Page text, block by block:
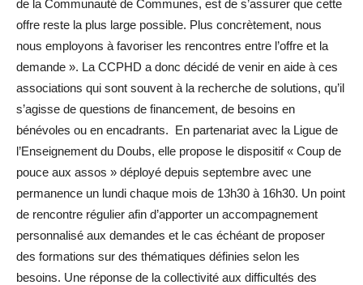
de la Communauté de Communes, est de s’assurer que cette
offre reste la plus large possible. Plus concrètement, nous
nous employons à favoriser les rencontres entre l’offre et la
demande ». La CCPHD a donc décidé de venir en aide à ces
associations qui sont souvent à la recherche de solutions, qu’il
s’agisse de questions de financement, de besoins en
bénévoles ou en encadrants. En partenariat avec la Ligue de
l’Enseignement du Doubs, elle propose le dispositif « Coup de
pouce aux assos » déployé depuis septembre avec une
permanence un lundi chaque mois de 13h30 à 16h30. Un point
de rencontre régulier afin d’apporter un accompagnement
personnalisé aux demandes et le cas échéant de proposer
des formations sur des thématiques définies selon les
besoins. Une réponse de la collectivité aux difficultés des